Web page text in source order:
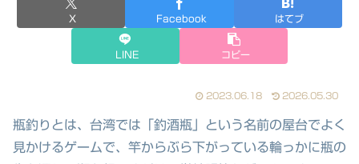
X Facebook はてブ
LINE コピー
2023.06.18 2026.05.30
瓶釣りとは、台湾では「釣酒瓶」という名前の屋台でよく
見かけるゲームで、竿からぶら下がっている輪っかに瓶の